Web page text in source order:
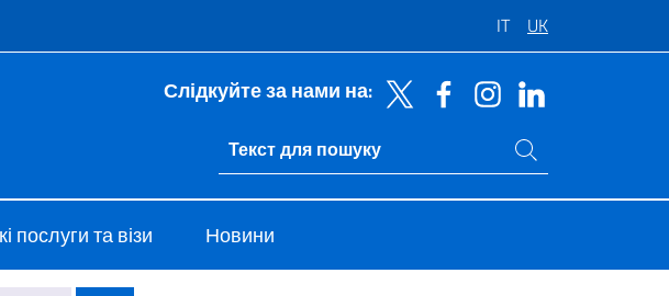
IT UK
Слідкуйте за нами на:
Ricerca sito live
Пошук на сайті
послуги та візи Новини